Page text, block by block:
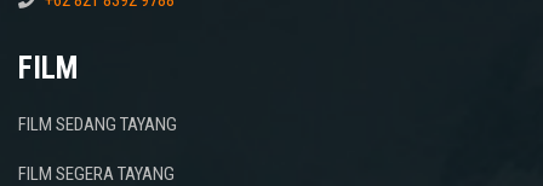
FILM
FILM SEDANG TAYANG
FILM SEGERA TAYANG